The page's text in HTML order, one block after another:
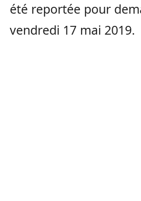
été reportée pour
vendredi 17 mai 2019.